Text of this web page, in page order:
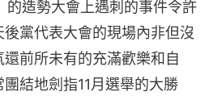
造勢大會上遇刺的事件令許
黨代表大會的現場內非但沒
前所未有的充滿歡樂和自
結地劍指11月選舉的大勝